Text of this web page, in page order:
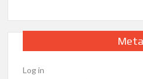
Meta
Log in